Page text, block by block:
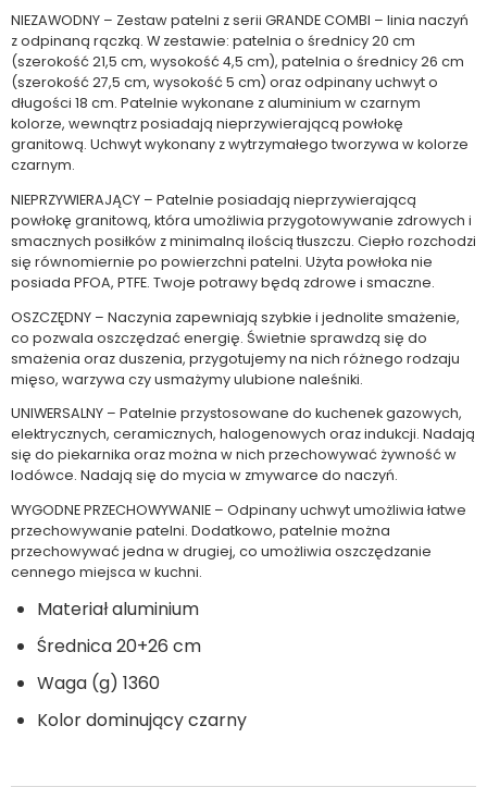
NIEZAWODNY – Zestaw patelni z serii GRANDE COMBI – linia naczyń
z odpinaną rączką. W zestawie: patelnia o średnicy 20 cm
(szerokość 21,5 cm, wysokość 4,5 cm), patelnia o średnicy 26 cm
(szerokość 27,5 cm, wysokość 5 cm) oraz odpinany uchwyt o
długości 18 cm. Patelnie wykonane z aluminium w czarnym
kolorze, wewnątrz posiadają nieprzywierającą powłokę
granitową. Uchwyt wykonany z wytrzymałego tworzywa w kolorze
czarnym.
NIEPRZYWIERAJĄCY – Patelnie posiadają nieprzywierającą
powłokę granitową, która umożliwia przygotowywanie zdrowych i
smacznych posiłków z minimalną ilością tłuszczu. Ciepło rozchodzi
się równomiernie po powierzchni patelni. Użyta powłoka nie
posiada PFOA, PTFE. Twoje potrawy będą zdrowe i smaczne.
OSZCZĘDNY – Naczynia zapewniają szybkie i jednolite smażenie,
co pozwala oszczędzać energię. Świetnie sprawdzą się do
smażenia oraz duszenia, przygotujemy na nich różnego rodzaju
mięso, warzywa czy usmażymy ulubione naleśniki.
UNIWERSALNY – Patelnie przystosowane do kuchenek gazowych,
elektrycznych, ceramicznych, halogenowych oraz indukcji. Nadają
się do piekarnika oraz można w nich przechowywać żywność w
lodówce. Nadają się do mycia w zmywarce do naczyń.
WYGODNE PRZECHOWYWANIE – Odpinany uchwyt umożliwia łatwe
przechowywanie patelni. Dodatkowo, patelnie można
przechowywać jedna w drugiej, co umożliwia oszczędzanie
cennego miejsca w kuchni.
Materiał aluminium
Średnica 20+26 cm
Waga (g) 1360
Kolor dominujący czarny